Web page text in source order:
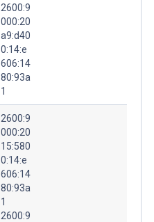
2600:9
000:20
a9:d40
0:14:e
606:14
80:93a
1
2600:9
000:20
15:580
0:14:e
606:14
80:93a
1
2600:9